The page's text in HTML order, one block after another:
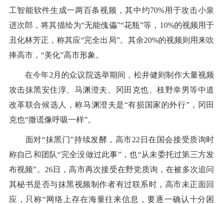
工智能软件生成一两百条视频，其中约70%用于攻击小泉
进次郎，将其描绘为“无能傀儡”“花瓶”等，10%的视频用于
丑化林芳正，称其应“完全出局”。其余20%的视频则用来吹
捧高市，“美化”高市形象。
在今年2月的众议院选举期间，松井健则制作大量视频
攻击抹黑安住淳、马渊澄夫、冈田克也、枝野幸男等中道
改革联合候选人，称马渊澄夫是“有损国家的外行”，冈田
克也“撒谎像呼吸一样”。
面对“抹黑门”持续发酵，高市22日在国会接受质询时
称自己和团队“完全没做过此事”，也“从未委托过第三方发
布视频”。26日，高市再次接受在野党质询，在被多次追问
其秘书是否与抹黑视频制作者有过联系时，高市未正面回
应，只称“网络上存在海量往来信息，要逐一确认十分困